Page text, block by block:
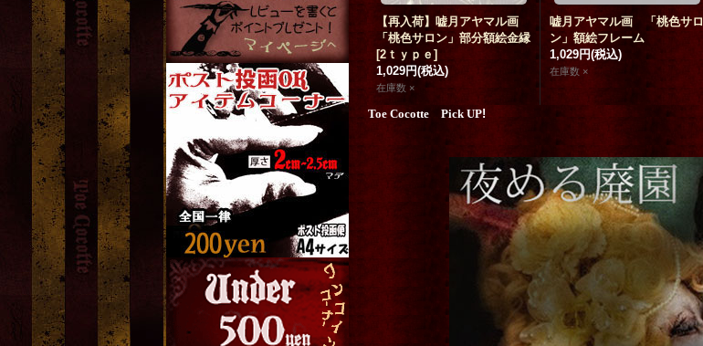
【再入荷】嘘月アヤマル画
「桃色サロン」部分額絵金縁
[2ｔｙｐｅ ]
1,029円(税込)
在庫数 ×
嘘月アヤマル画 「桃色サロ
ン」額絵フレーム
1,029円(税込)
在庫数 ×
Toe Cocotte Pick UP!